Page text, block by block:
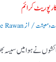
کرائم
و معیشت/ ازRawan
نے ہوا میں سیسہ بھر